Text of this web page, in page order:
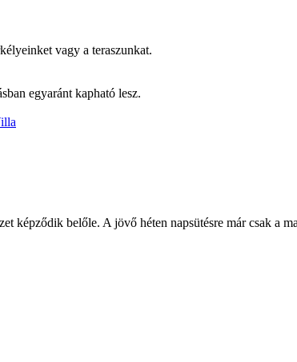
vagy a teraszunkat.
egyaránt kapható lesz.
képződik belőle. A jövő héten napsütésre már csak a